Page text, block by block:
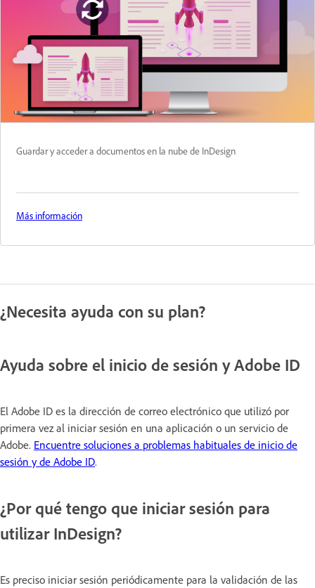
Guardar y acceder a documentos en la nube de InDesign
Más información
¿Necesita ayuda con su plan?
Ayuda sobre el inicio de sesión y Adobe ID
El Adobe ID es la dirección de correo electrónico que utilizó por
primera vez al iniciar sesión en una aplicación o un servicio de
Adobe. Encuentre soluciones a problemas habituales de inicio de
sesión y de Adobe ID.
¿Por qué tengo que iniciar sesión para
utilizar InDesign?
Es preciso iniciar sesión periódicamente para la validación de las